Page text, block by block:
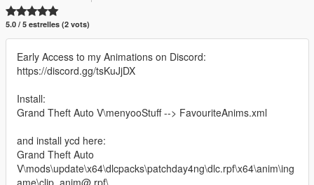
5.0 / 5 estrelles (2 vots)
Early Access to my Animations on Discord:
https://discord.gg/tsKuJjDX
Install:
Grand Theft Auto V\menyooStuff --> FavouriteAnims.xml
and install ycd here:
Grand Theft Auto
V\mods\update\x64\dlcpacks\patchday4ng\dlc.rpf\x64\anim\ing
ame\clip_anim@.rpf\